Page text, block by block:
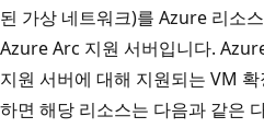
된 가상 네트워크)를 Azure 리소
Azure Arc 지원 서버입니다.
지원 서버에 대해 지원되는 VM
하면 해당 리소스는 다음과 같은